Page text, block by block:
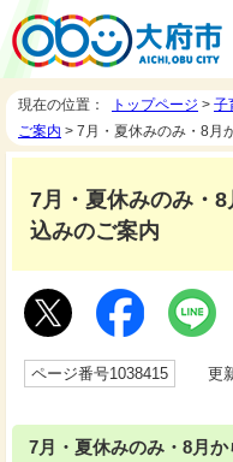
現在の位置： トップページ > 子
ご案内 > 7月・夏休みのみ・8月
7月・夏休みのみ・
込みのご案内
ページ番号1038415 更新
7月・夏休みのみ・8月